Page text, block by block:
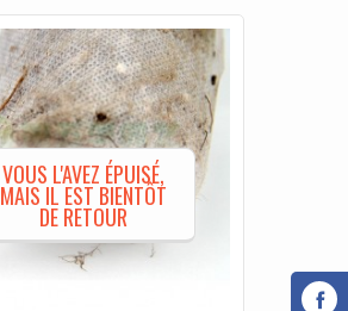
VOUS L'AVEZ ÉPUISÉ,
MAIS IL EST BIENTÔT
DE RETOUR